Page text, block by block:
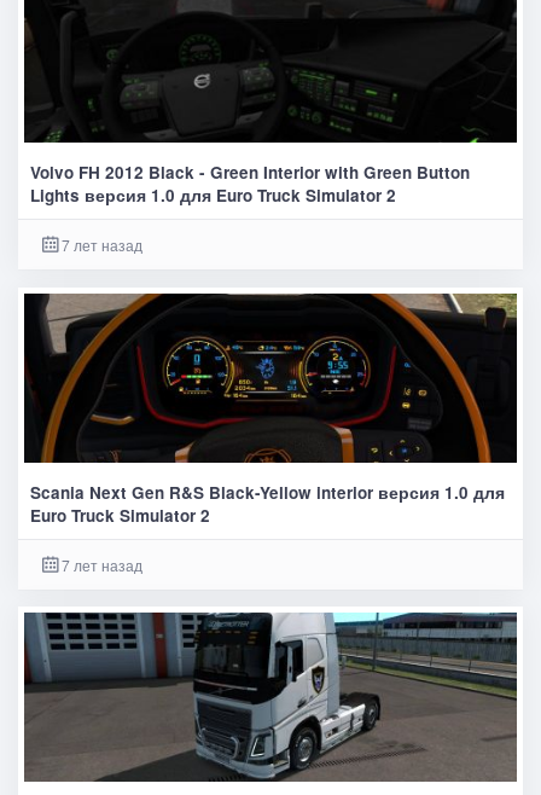
Volvo FH 2012 Black - Green Interior with Green Button
Lights версия 1.0 для Euro Truck Simulator 2
7 лет назад
Scania Next Gen R&S Black-Yellow interior версия 1.0 для
Euro Truck Simulator 2
7 лет назад